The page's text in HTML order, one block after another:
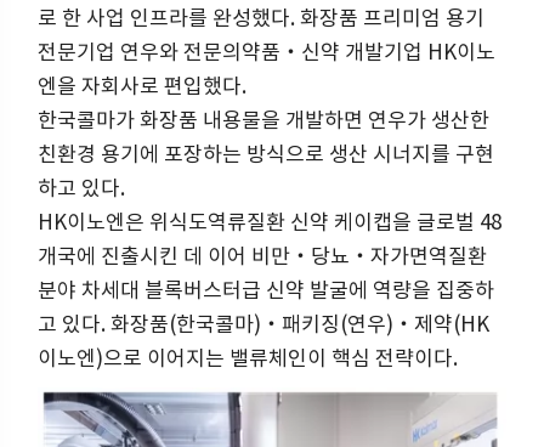
로 한 사업 인프라를 완성했다. 화장품 프리미엄 용기
전문기업 연우와 전문의약품‧신약 개발기업 HK이노
엔을 자회사로 편입했다.
한국콜마가 화장품 내용물을 개발하면 연우가 생산한
친환경 용기에 포장하는 방식으로 생산 시너지를 구현
하고 있다.
HK이노엔은 위식도역류질환 신약 케이캡을 글로벌 48
개국에 진출시킨 데 이어 비만‧당뇨‧자가면역질환
분야 차세대 블록버스터급 신약 발굴에 역량을 집중하
고 있다. 화장품(한국콜마)‧패키징(연우)‧제약(HK
이노엔)으로 이어지는 밸류체인이 핵심 전략이다.